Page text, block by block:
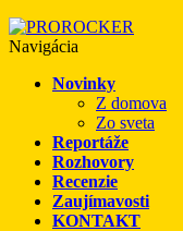
Navigácia
Novinky
Z domova
Zo sveta
Reportáže
Rozhovory
Recenzie
Zaujímavosti
KONTAKT